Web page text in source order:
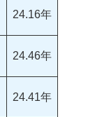
24.16年
24.46年
24.41年